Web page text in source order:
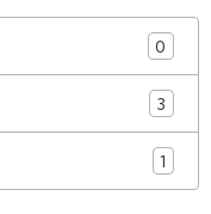
0
3
1